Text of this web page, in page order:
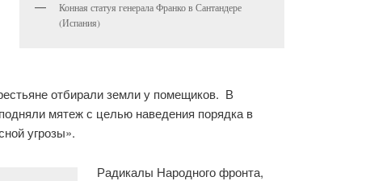
Конная статуя генерала Франко в Сантандере
(Испания)
отбирали земли у помещиков. В
мятеж с целью наведения порядка в
угрозы».
Радикалы Народного фронта,